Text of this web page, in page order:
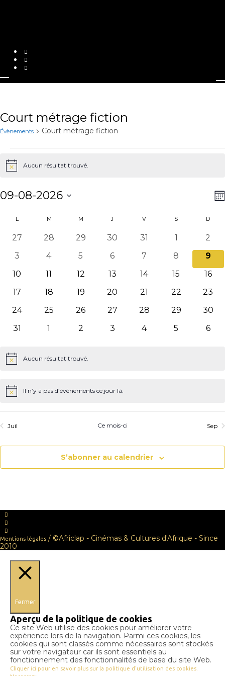
Court métrage fiction
Évènements Court métrage fiction
Évènements
NoticeAucun résultat trouvé.
09-08-2026
Calendrier
de
Évènements
LLUNDI M M MERCREDIJ V VENDREDIS D
0
27
0
28
0
29
0
30
0
31
0
évènements
1
0
2
0
3
0
4
0
5
0
6
0
7
0
évènements
8
0
9
0
10
0
11
0
12
0
13
0
14
0
15
0
16
0
17
0
18
0
19
0
20
0
21
0
22
0
23
0
24
0
25
0
26
0
27
0
28
0
29
0
30
0
31
01
0
2
0
3
0
4
0
5
0
6
NoticeAucun résultat trouvé.
Notice Il n’y a pas d’évènements ce jour là.
Juil Ce mois-ci Sep
S’abonner au calendrier
Mentions légales / ©Africlap - Cinémas & Cultures d'Afrique - Since
2010
Fermer
Aperçu de la politique de cookies
Ce site Web utilise des cookies pour améliorer votre
expérience lors de la navigation. Parmi ces cookies, les
cookies qui sont classés comme nécessaires sont stockés
sur votre navigateur car ils sont essentiels au
fonctionnement des fonctionnalités de base du site Web.
Cliquer ici pour en savoir plus sur la politique d'utilisation des cookies.